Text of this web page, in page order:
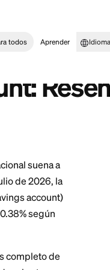
Crédito para todos
y Comisiones
promedio nacional
principios de julio
Select Savings
ronda el